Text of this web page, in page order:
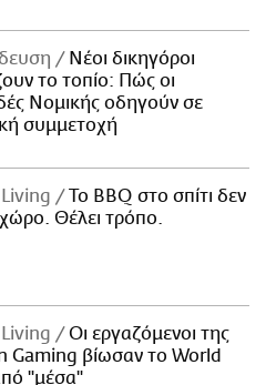
Νέοι δικηγόροι
το τοπίο: Πώς οι
Νομικής οδηγούν σε
συμμετοχή
Το BBQ στο σπίτι δεν
χώρο. Θέλει τρόπο.
Οι εργαζόμενοι της
Gaming βίωσαν το World
"μέσα"